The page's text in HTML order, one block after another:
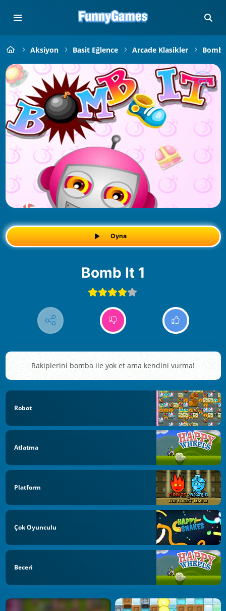
Aksiyon Basit Eğlence Arcade Klasikler
Oyna
Bomb It 1
Rakiplerini bomba ile yok et ama kendini vurma!
Robot
Atlatma
Platform
Çok Oyunculu
Beceri